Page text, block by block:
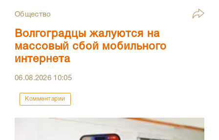
Общество
Волгоградцы жалуются на
массовый сбой мобильного
интернета
06.08.2026 10:05
Комментарии